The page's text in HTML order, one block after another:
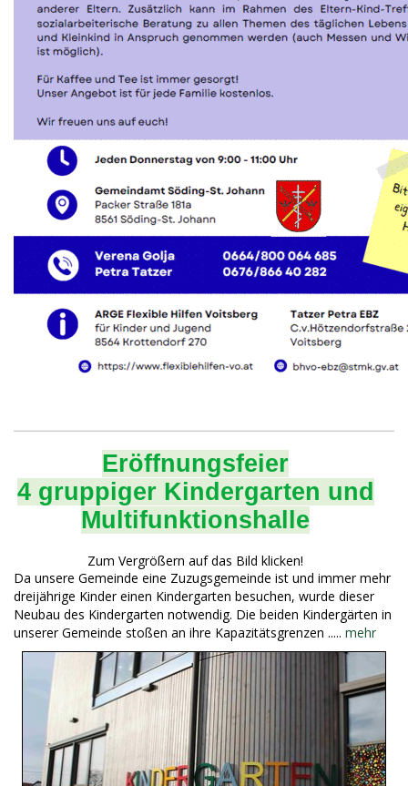
Eröffnungsfeier
4 gruppiger Kindergarten und
Multifunktionshalle
Zum Vergrößern auf das Bild klicken!
Da unsere Gemeinde eine Zuzugsgemeinde ist und immer mehr
dreijährige Kinder einen Kindergarten besuchen, wurde dieser
Neubau des Kindergarten notwendig. Die beiden Kindergärten in
unserer Gemeinde stoßen an ihre Kapazitätsgrenzen ..... mehr